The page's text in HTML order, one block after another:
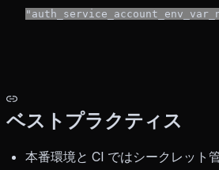
ベストプラクティス
本番環境と CI ではシークレット